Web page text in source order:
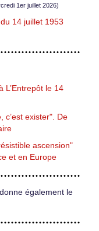
1er juillet 2026)
14 juillet 1953
L’Entrepôt le 14
c’est exister". De
ascension"
et en Europe
également le